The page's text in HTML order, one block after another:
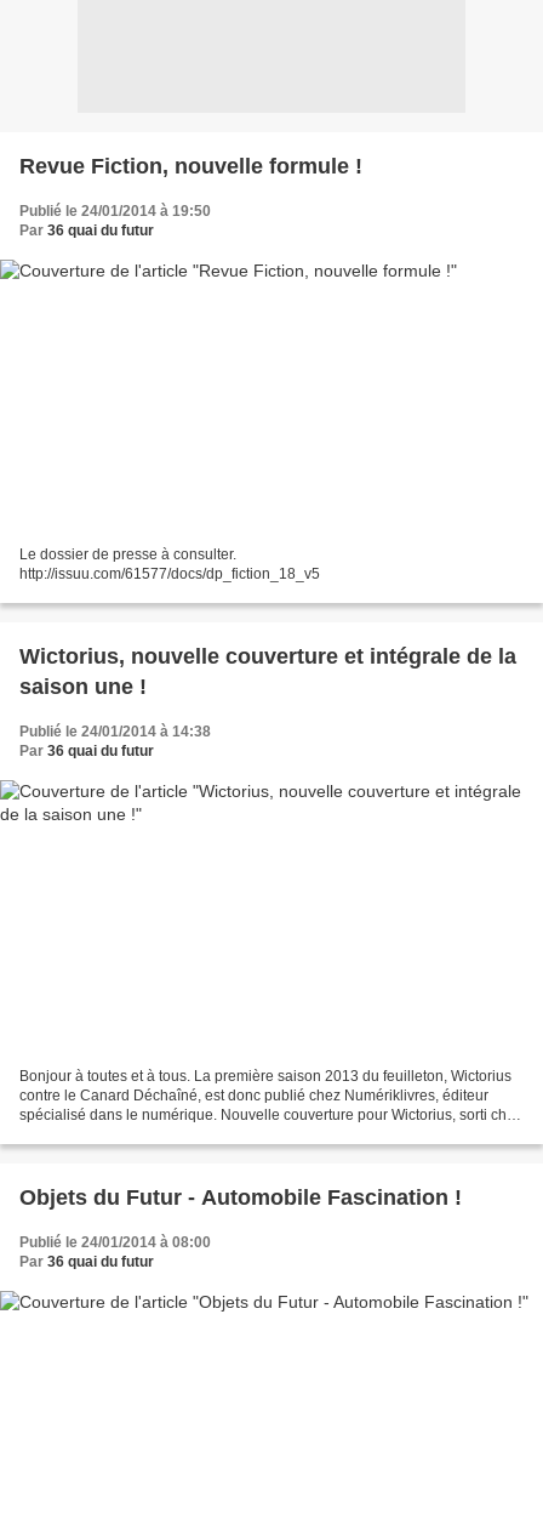
Revue Fiction, nouvelle formule !
Publié le 24/01/2014 à 19:50
Par 36 quai du futur
Le dossier de presse à consulter.
http://issuu.com/61577/docs/dp_fiction_18_v5
Wictorius, nouvelle couverture et intégrale de la
saison une !
Publié le 24/01/2014 à 14:38
Par 36 quai du futur
Bonjour à toutes et à tous. La première saison 2013 du feuilleton, Wictorius
contre le Canard Déchaîné, est donc publié chez Numériklivres, éditeur
spécialisé dans le numérique. Nouvelle couverture pour Wictorius, sorti chez
Objets du Futur - Automobile Fascination !
Publié le 24/01/2014 à 08:00
Par 36 quai du futur